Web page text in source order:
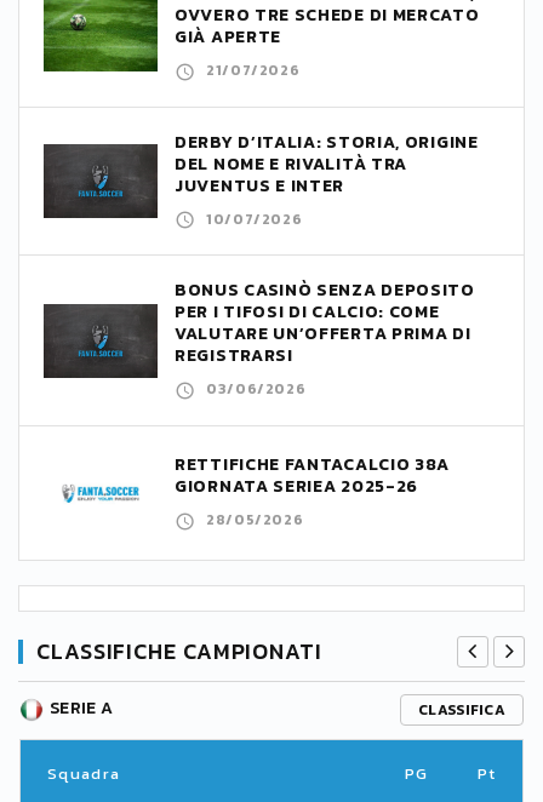
OVVERO TRE SCHEDE DI MERCATO
GIÀ APERTE
21/07/2026
DERBY D’ITALIA: STORIA, ORIGINE
DEL NOME E RIVALITÀ TRA
JUVENTUS E INTER
10/07/2026
BONUS CASINÒ SENZA DEPOSITO
PER I TIFOSI DI CALCIO: COME
VALUTARE UN’OFFERTA PRIMA DI
REGISTRARSI
03/06/2026
RETTIFICHE FANTACALCIO 38A
GIORNATA SERIEA 2025-26
28/05/2026
CLASSIFICHE CAMPIONATI
SERIE A CLASSIFICA
Squadra PG Pt